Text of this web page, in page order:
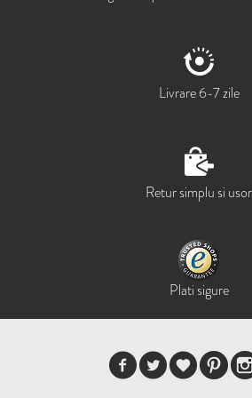
Livrare 6-7 zile
Retur simplu si usor
Plati sigure